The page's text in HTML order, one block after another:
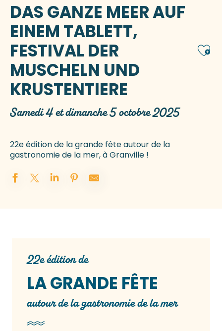
DAS GANZE MEER AUF
EINEM TABLETT,
FESTIVAL DER
MUSCHELN UND
KRUSTENTIERE
Samedi 4 et dimanche 5 octobre 2025
22e édition de la grande fête autour de la
gastronomie de la mer, à Granville !
22e édition de
LA GRANDE FÊTE
autour de la gastronomie de la mer